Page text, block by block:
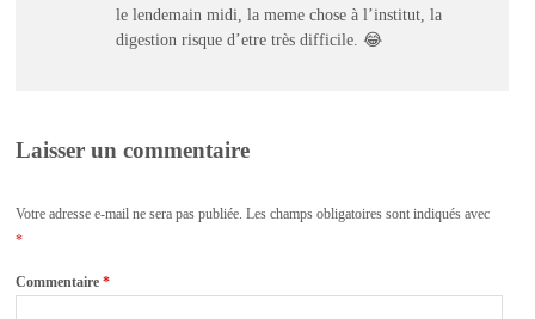
le lendemain midi, la meme chose à l’institut, la
digestion risque d’etre très difficile. 😂
Laisser un commentaire
Votre adresse e-mail ne sera pas publiée. Les champs obligatoires sont indiqués avec
*
Commentaire*